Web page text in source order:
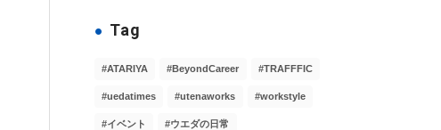
Tag
ATARIYA BeyondCareer TRAFFFIC
uedatimes utenaworks workstyle
イベント ウエダの日常